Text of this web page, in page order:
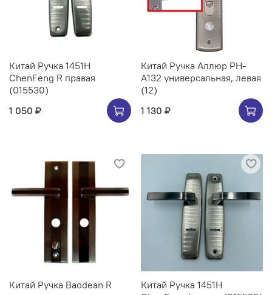
Китай Ручка 1451H
ChenFeng R правая
(015530)
1 050 ₽
Китай Ручка Аллюр РН-
А132 универсальная, левая
(12)
1 130 ₽
Китай Ручка Baodean R
Китай Ручка 1451H